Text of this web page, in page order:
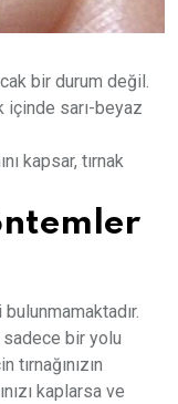
bir durum değil.
içinde sarı-beyaz
kapsar, tırnak
sadece bir yolu
kaplarsa ve